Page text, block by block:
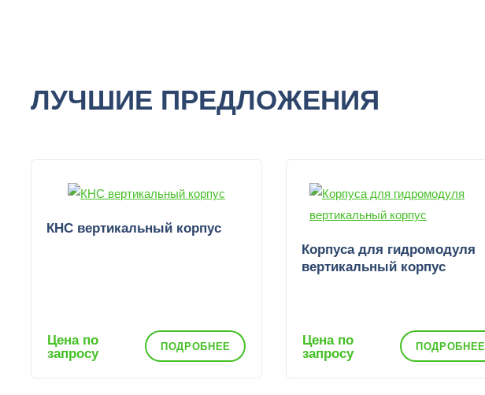
ЛУЧШИЕ ПРЕДЛОЖЕНИЯ
КНС вертикальный корпус
Цена по
запросу
ПОДРОБНЕЕ
Корпуса для гидромодуля
вертикальный корпус
Цена по
запросу
ПОДРОБНЕЕ